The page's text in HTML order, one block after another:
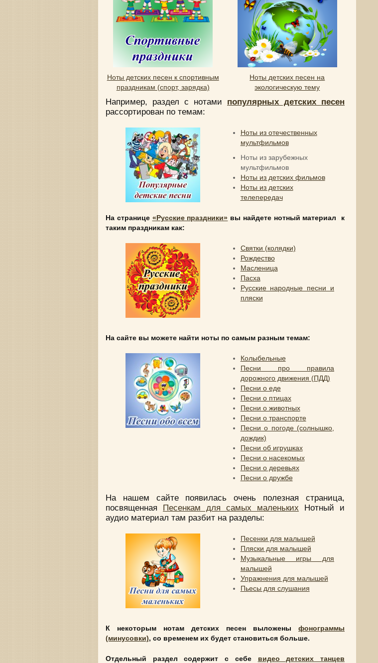
Ноты детских песен к спортивным
праздникам (спорт, зарядка)
Ноты детских песен на
экологическую тему
Например, раздел с нотами популярных детских песен
рассортирован по темам:
Ноты из отечественных
мультфильмов
Ноты из зарубежных
мультфильмов
Ноты из детских фильмов
Ноты из детских
телепередач
На странице «Русские праздники» вы найдете нотный материал к
таким праздникам как:
Святки (колядки)
Рождество
Масленица
Пасха
Русские народные песни и
пляски
На сайте вы можете найти ноты по самым разным темам:
Колыбельные
Песни про правила
дорожного движения (ПДД)
Песни о еде
Песни о птицах
Песни о животных
Песни о транспорте
Песни о погоде (солнышко,
дождик)
Песни об игрушках
Песни о насекомых
Песни о деревьях
Песни о дружбе
На нашем сайте появилась очень полезная страница,
посвященная Песенкам для самых маленьких Нотный и
аудио материал там разбит на разделы:
Песенки для малышей
Пляски для малышей
Музыкальные игры для
малышей
Упражнения для малышей
Пьесы для слушания
К некоторым нотам детских песен выложены фонограммы
(минусовки), со временем их будет становиться больше.
Отдельный раздел содержит с себе видео детских танцев